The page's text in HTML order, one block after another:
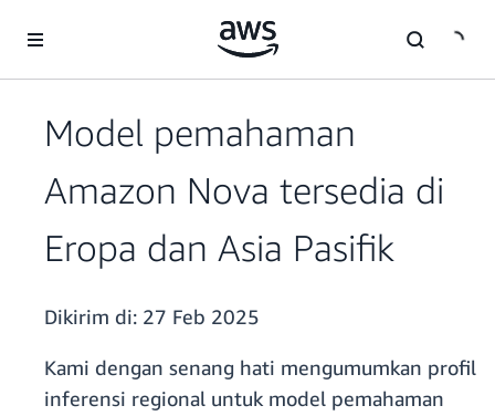
Model pemahaman
Amazon Nova tersedia di
Eropa dan Asia Pasifik
Dikirim di: 27 Feb 2025
Kami dengan senang hati mengumumkan profil
inferensi regional untuk model pemahaman